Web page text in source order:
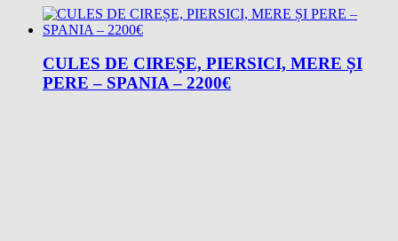
CULES DE CIREȘE, PIERSICI, MERE ȘI
PERE – SPANIA – 2200€